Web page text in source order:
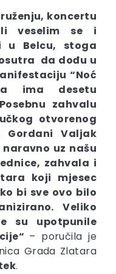
koncertu
veselim se i
u Belcu, stoga
da dođu u
“Noć
ima desetu
zahvalu
otvorenog
Gordani Valjak
uz našu
zahvala i
koji mjesec
bi sve ovo bilo
Veliko
su upotpunile
– poručila je
Grada Zlatara
.